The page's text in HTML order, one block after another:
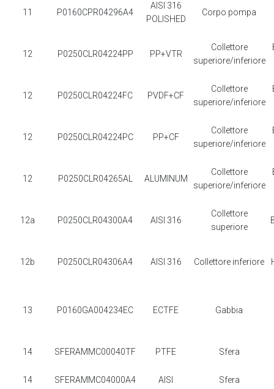
11 P0160CPR04296A4
AISI 316
POLISHED
Corpo pompa
12 P0250CLR04224PP PP+VTR
Collettore
superiore/inferiore
12 P0250CLR04224FC PVDF+CF
Collettore
superiore/inferiore
12 P0250CLR04224PC PP+CF
Collettore
superiore/inferiore
12 P0250CLR04265AL ALUMINUM
Collettore
superiore/inferiore
12a P0250CLR04300A4 AISI 316
Collettore
superiore
12b P0250CLR04306A4 AISI 316 Collettore inferiore
13 P0160GA004234EC ECTFE Gabbia
14 SFERAMMC00040TF PTFE Sfera
14 SFERAMMC04000A4 AISI Sfera